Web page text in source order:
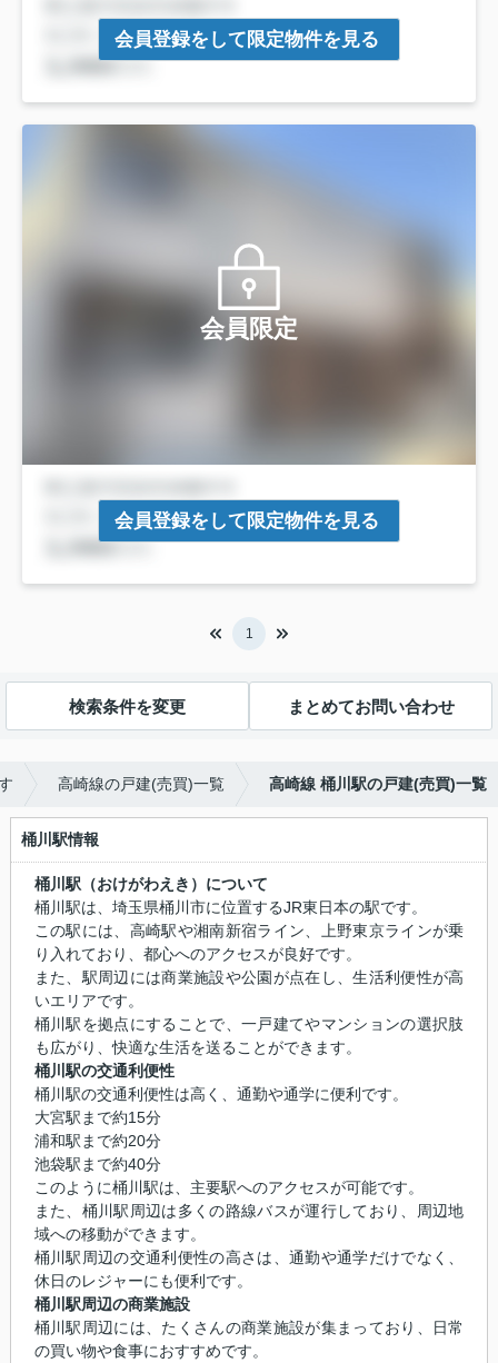
会員登録をして限定物件を見る
会員限定
会員登録をして限定物件を見る
1
検索条件を変更 まとめてお問い合わせ
高崎線の戸建(売買)一覧 高崎線 桶川駅の戸建(売買)一覧
桶川駅情報
桶川駅（おけがわえき）について
桶川駅は、埼玉県桶川市に位置するJR東日本の駅です。
この駅には、 高崎駅や湘南新宿ライン、上野東京ラインが乗
り入れており、都心へのアクセスが良好です。
また、駅周辺には商業施設や公園が点在し、生活利便性が高
いエリアです。
桶川駅を拠点にすることで、一戸建てやマンションの選択肢
も広がり、快適な生活を送ることができます。
桶川駅の交通利便性
桶川駅の交通利便性は高く、通勤や通学に便利です。
大宮駅まで約15分
浦和駅まで約20分
池袋駅まで約40分
このように桶川駅は、主要駅へのアクセスが可能です。
また、桶川駅周辺は多くの路線バスが運行しており、周辺地
域への移動ができます。
桶川駅周辺の交通利便性の高さは、通勤や通学だけでなく、
休日のレジャーにも便利です。
桶川駅周辺の商業施設
桶川駅周辺には、たくさんの商業施設が集まっており、日常
の買い物や食事におすすめです。